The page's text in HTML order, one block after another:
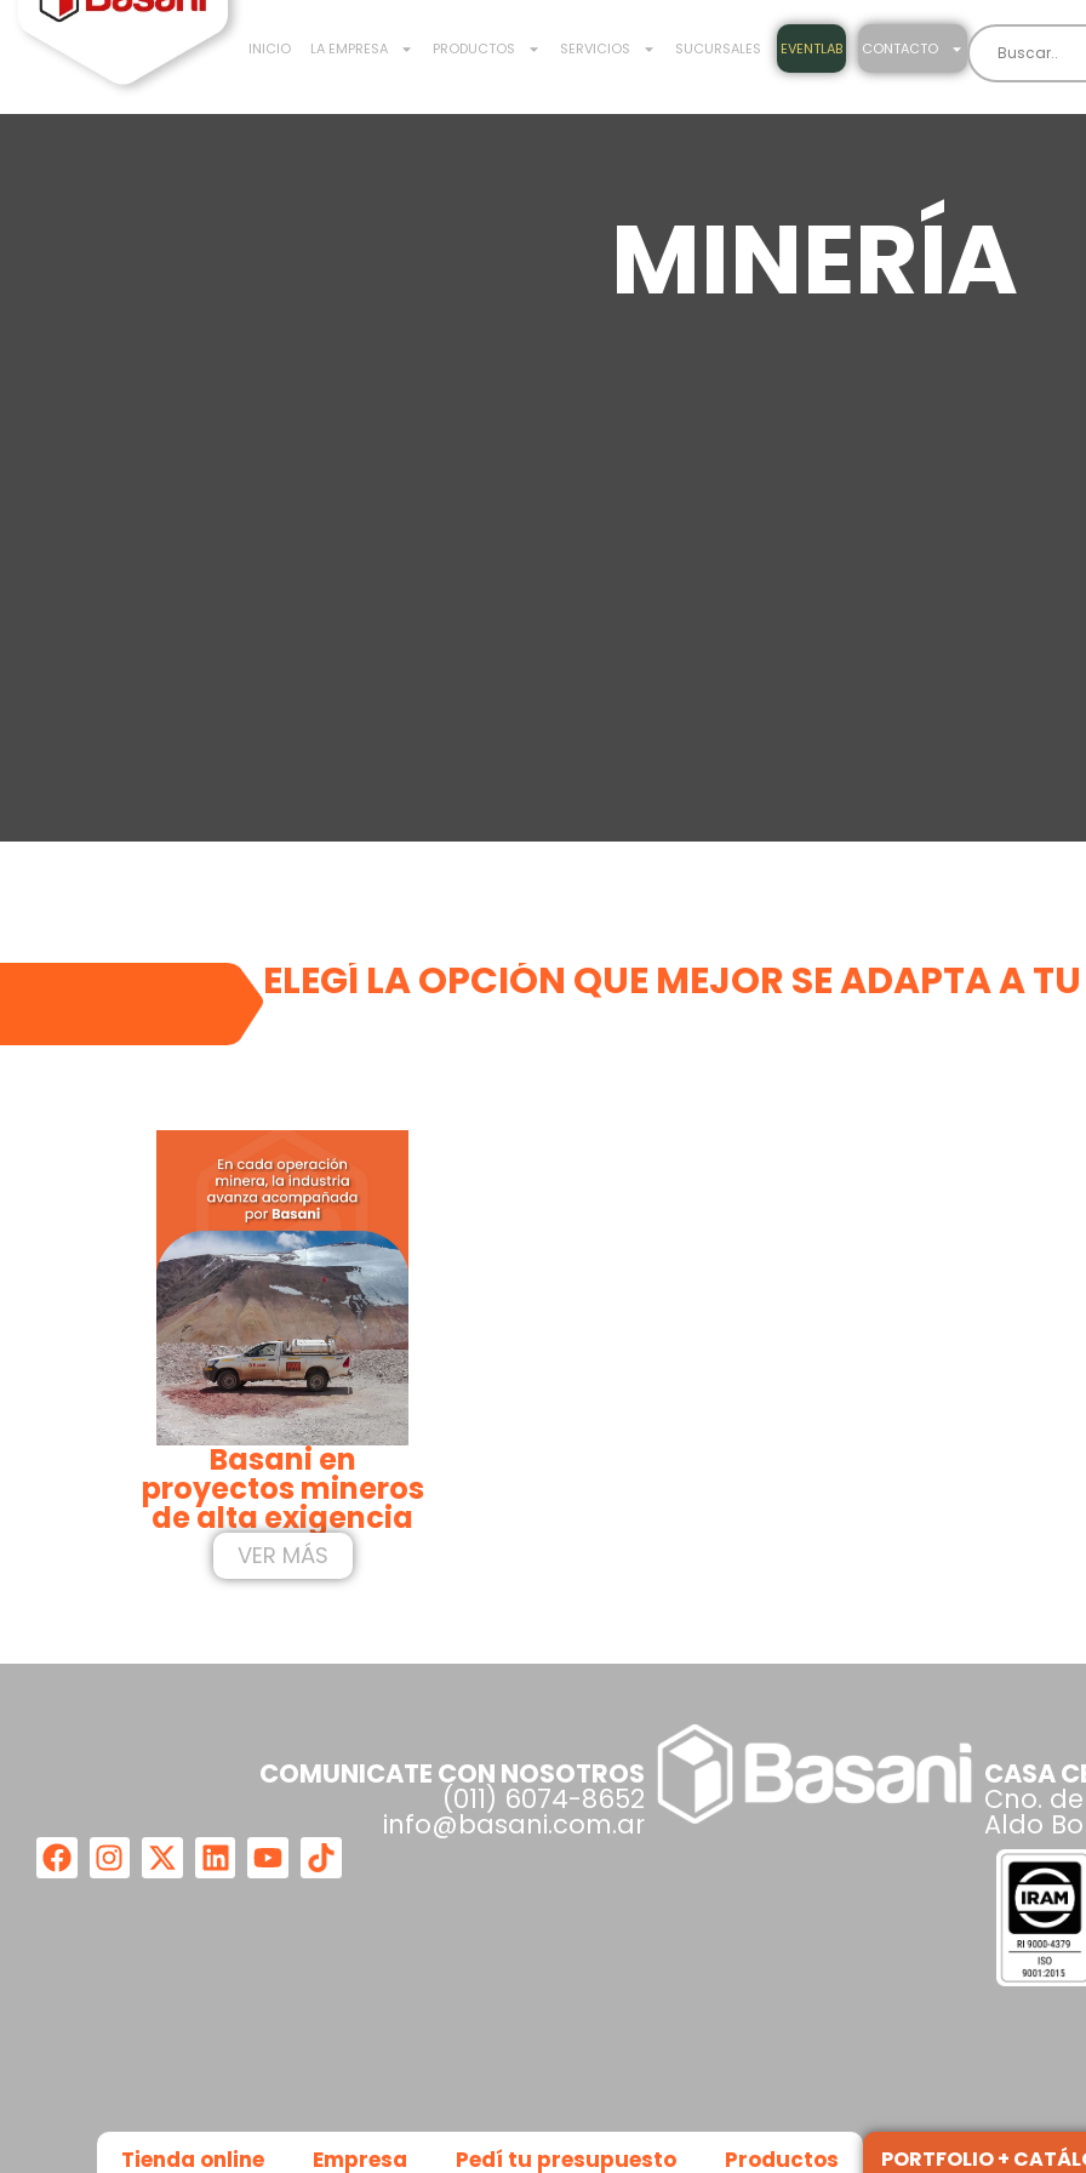
INICIO LA EMPRESA PRODUCTOS SERVICIOS SUCURSALES EVENTLAB CONTACTO
MINERÍA
ELEGÍ LA OPCIÓN QUE MEJOR SE ADAPTA A
Basani en
proyectos mineros
de alta exigencia
VER MÁS
COMUNICATE CON NOSOTROS
(011) 6074-8652
info@basani.com.ar
CASA
Cno.
Aldo
Tienda online Empresa Pedí tu presupuesto Productos PORTFOLIO +